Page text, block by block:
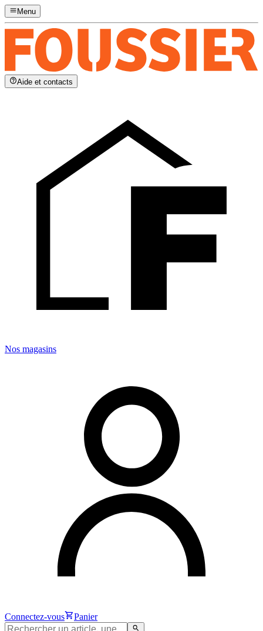
Menu
Aide et contacts
Nos magasins
Connectez-vous Panier